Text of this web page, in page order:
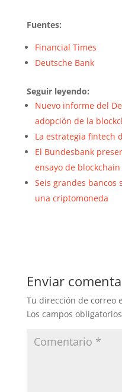
Fuentes:
Financial Times
Deutsche Bank
Seguir leyendo:
Nuevo informe del
adopción de la
La estrategia fintech
El Bundesbank
ensayo de blockchain
Seis grandes bancos
una criptomoneda
Enviar
Tu dirección de correo
Los campos